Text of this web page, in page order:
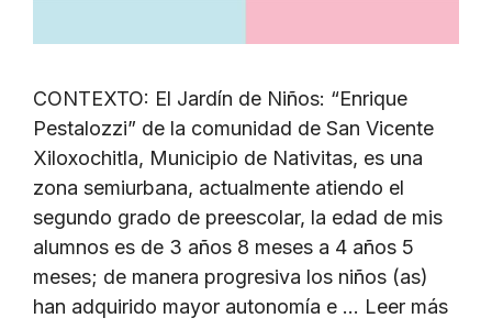
CONTEXTO: El Jardín de Niños: “Enrique
Pestalozzi” de la comunidad de San Vicente
Xiloxochitla, Municipio de Nativitas, es una
zona semiurbana, actualmente atiendo el
segundo grado de preescolar, la edad de mis
alumnos es de 3 años 8 meses a 4 años 5
meses; de manera progresiva los niños (as)
han adquirido mayor autonomía e … Leer más